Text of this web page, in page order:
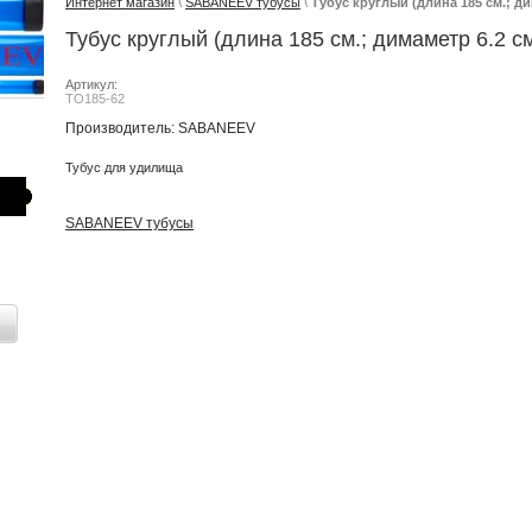
Тубус круглый (длина 185 см.; димаметр 6.2
Артикул:
TO185-62
Производитель: SABANEEV
Тубус для удилища
SABANEEV тубусы